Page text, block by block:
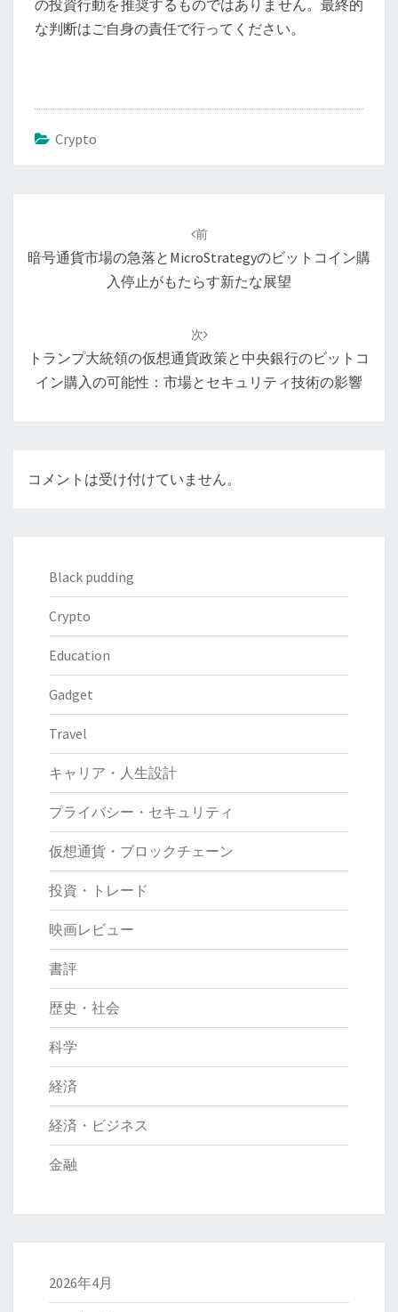
の投資行動を推奨するものではありません。最終的
な判断はご自身の責任で行ってください。
Crypto
ナ
前
暗号通貨市場の急落とMicroStrategyのビットコイン購
入停止がもたらす新たな展望
次
トランプ大統領の仮想通貨政策と中央銀行のビットコ
イン購入の可能性：市場とセキュリティ技術の影響
コメントは受け付けていません。
Black pudding
Crypto
Education
Gadget
Travel
キャリア・人生設計
プライバシー・セキュリティ
仮想通貨・ブロックチェーン
投資・トレード
映画レビュー
書評
歴史・社会
科学
経済
経済・ビジネス
金融
2026年4月